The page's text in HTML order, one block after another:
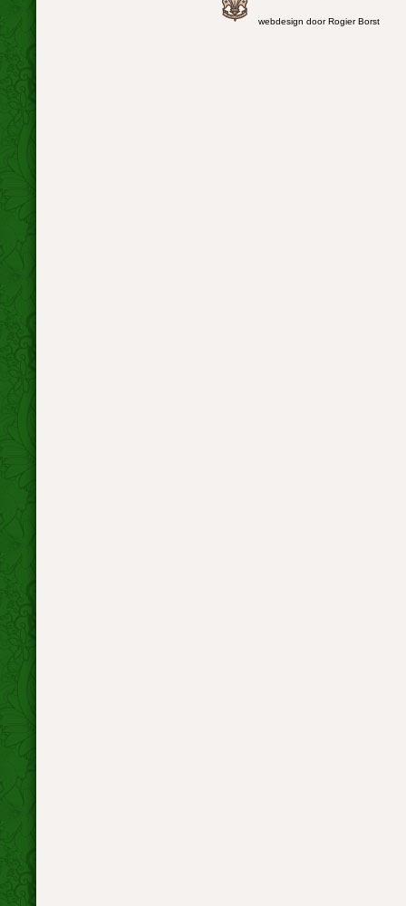
webdesign door Rogier Borst